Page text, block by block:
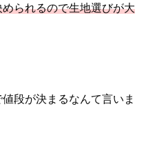
められるので生地選びが大
段が決まるなんて言いま